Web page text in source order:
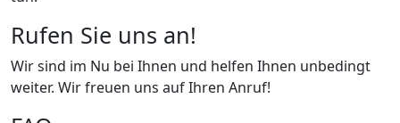
Rufen Sie uns an!
Wir sind im Nu bei Ihnen und helfen Ihnen unbedingt
weiter. Wir freuen uns auf Ihren Anruf!